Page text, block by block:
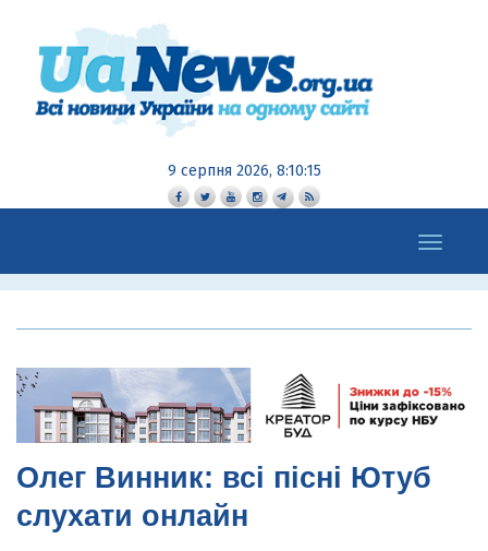
9 серпня 2026, 8:10:16
Toggle
navigation
Олег Винник: всі пісні Ютуб
слухати онлайн